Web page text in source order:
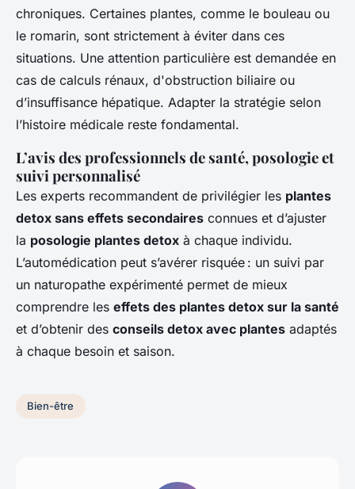
chroniques. Certaines plantes, comme le bouleau ou
le romarin, sont strictement à éviter dans ces
situations. Une attention particulière est demandée en
cas de calculs rénaux, d'obstruction biliaire ou
d’insuffisance hépatique. Adapter la stratégie selon
l’histoire médicale reste fondamental.
L’avis des professionnels de santé, posologie et
suivi personnalisé
Les experts recommandent de privilégier les plantes
detox sans effets secondaires connues et d’ajuster
la posologie plantes detox à chaque individu.
L’automédication peut s’avérer risquée : un suivi par
un naturopathe expérimenté permet de mieux
comprendre les effets des plantes detox sur la santé
et d’obtenir des conseils detox avec plantes adaptés
à chaque besoin et saison.
Bien-être